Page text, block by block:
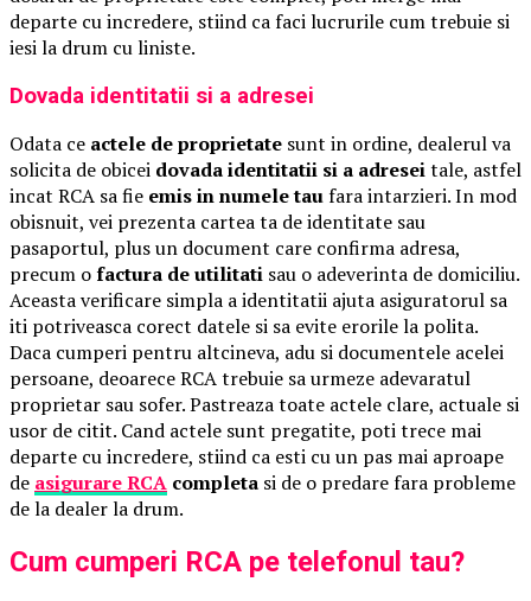
departe cu incredere, stiind ca faci lucrurile cum trebuie si
iesi la drum cu liniste.
Dovada identitatii si a adresei
Odata ce actele de proprietate sunt in ordine, dealerul va
solicita de obicei dovada identitatii si a adreseitale, astfel
incat RCA sa fie emis in numele taufara intarzieri. In mod
obisnuit, vei prezenta cartea ta de identitate sau
pasaportul, plus un document care confirma adresa,
precum ofactura de utilitati sau o adeverinta de domiciliu.
Aceasta verificare simpla a identitatii ajuta asiguratorul sa
iti potriveasca corect datele si sa evite erorile la polita.
Daca cumperi pentru altcineva, adu si documentele acelei
persoane, deoarece RCA trebuie sa urmeze adevaratul
proprietar sau sofer. Pastreaza toate actele clare, actuale si
usor de citit. Cand actele sunt pregatite, poti trece mai
departe cu incredere, stiind ca esti cu un pas mai aproape
de asigurare RCA completa si de o predare fara probleme
de la dealer la drum.
Cum cumperi RCA pe telefonul tau?